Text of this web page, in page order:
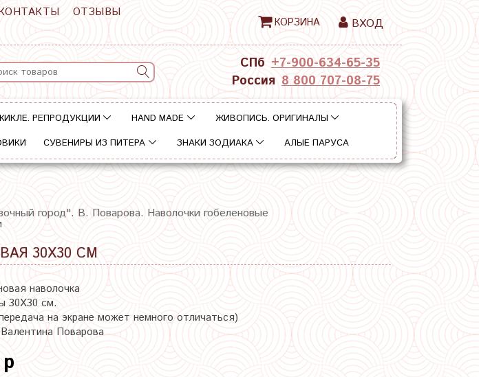
ОТЗЫВЫ
КОРЗИНА ВХОД
СПб +7-900-634-65-35
Россия 8 800 707-08-75
РЕПРОДУКЦИИ HAND MADE
ЖИВОПИСЬ. ОРИГИНАЛЫ
СУВЕНИРЫ ИЗ ПИТЕРА ЗНАКИ ЗОДИАКА АЛЫЕ ПАРУСА
город". В. Поварова. Наволочки гобеленовые
30Х30 СМ
наволочка
30Х30 см.
на экране может немного отличаться)
Поварова